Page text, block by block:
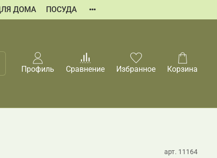
ДОМА ПОСУДА
Профиль Сравнение Избранное Корзина
арт. 11164